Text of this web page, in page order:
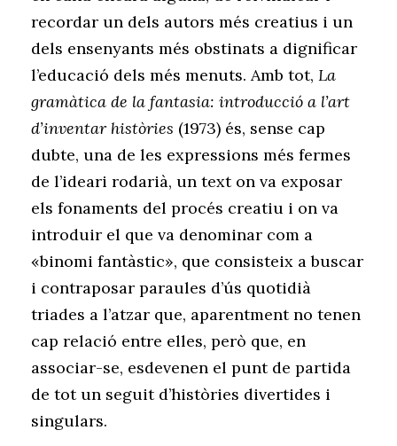
recordar un dels autors més creatius i un
dels ensenyants més obstinats a dignificar
l’educació dels més menuts. Amb tot, La
gramàtica de la fantasia: introducció a l’art
d’inventar històries (1973) és, sense cap
dubte, una de les expressions més fermes
de l’ideari rodarià, un text on va exposar
els fonaments del procés creatiu i on va
introduir el que va denominar com a
«binomi fantàstic», que consisteix a buscar
i contraposar paraules d’ús quotidià
triades a l’atzar que, aparentment no tenen
cap relació entre elles, però que, en
associar-se, esdevenen el punt de partida
de tot un seguit d’històries divertides i
singulars.